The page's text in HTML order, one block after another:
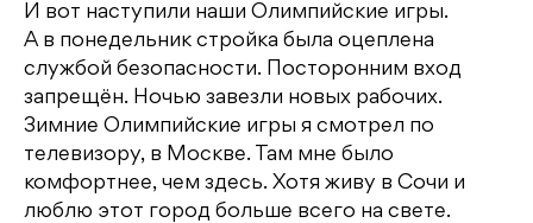
И вот наступили наши Олимпийские игры.
А в понедельник стройка была оцеплена
службой безопасности. Посторонним вход
запрещён. Ночью завезли новых рабочих.
Зимние Олимпийские игры я смотрел по
телевизору, в Москве. Там мне было
комфортнее, чем здесь. Хотя живу в Сочи и
люблю этот город больше всего на свете.